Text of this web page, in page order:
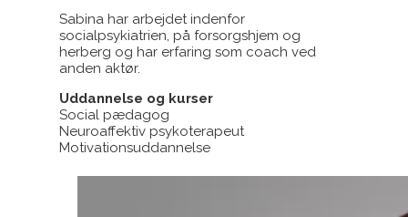
Sabina har arbejdet indenfor
socialpsykiatrien, på forsorgshjem og
herberg og har erfaring som coach ved
anden aktør.
Uddannelse og kurser
Social pædagog
Neuroaffektiv psykoterapeut
Motivationsuddannelse